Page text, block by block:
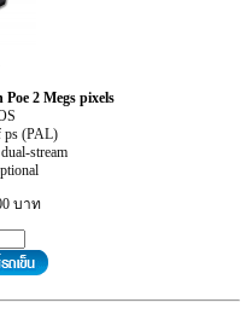
2 Megs pixels
ps (PAL)
stream
บาท